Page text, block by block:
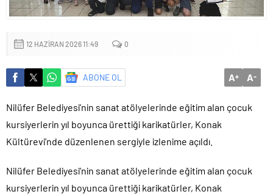
Yapıldı
12 HAZIRAN 2026 11:49 0
ABONE OL A+ A-
Nilüfer Belediyesi’nin sanat atölyelerinde eğitim alan çocuk
kursiyerlerin yıl boyunca ürettiği karikatürler, Konak
Kültürevi’nde düzenlenen sergiyle izlenime açıldı.
Nilüfer Belediyesi’nin sanat atölyelerinde eğitim alan çocuk
kursiyerlerin yıl boyunca ürettiği karikatürler, Konak